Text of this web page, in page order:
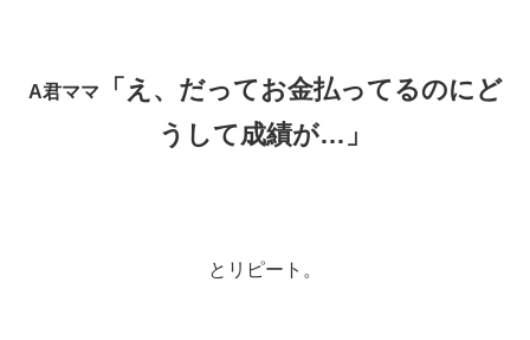
A君ママ
「え、だってお金払ってるのにど
うして成績が…」
とリピート。